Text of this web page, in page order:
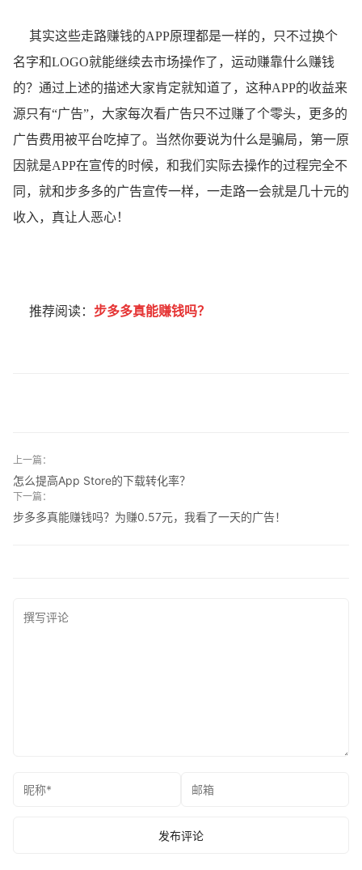
其实这些走路赚钱的APP原理都是一样的，只不过换个
名字和LOGO就能继续去市场操作了，运动赚靠什么赚钱
的？通过上述的描述大家肯定就知道了，这种APP的收益来
源只有“广告”，大家每次看广告只不过赚了个零头，更多的
广告费用被平台吃掉了。当然你要说为什么是骗局，第一原
因就是APP在宣传的时候，和我们实际去操作的过程完全不
同，就和步多多的广告宣传一样，一走路一会就是几十元的
收入，真让人恶心！
推荐阅读： 步多多真能赚钱吗？
上一篇：
怎么提高App Store的下载转化率？
下一篇：
步多多真能赚钱吗？为赚0.57元，我看了一天的广告！